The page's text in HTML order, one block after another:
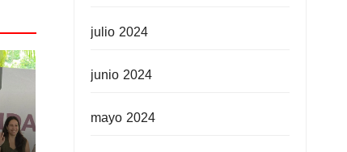
julio 2024
junio 2024
mayo 2024